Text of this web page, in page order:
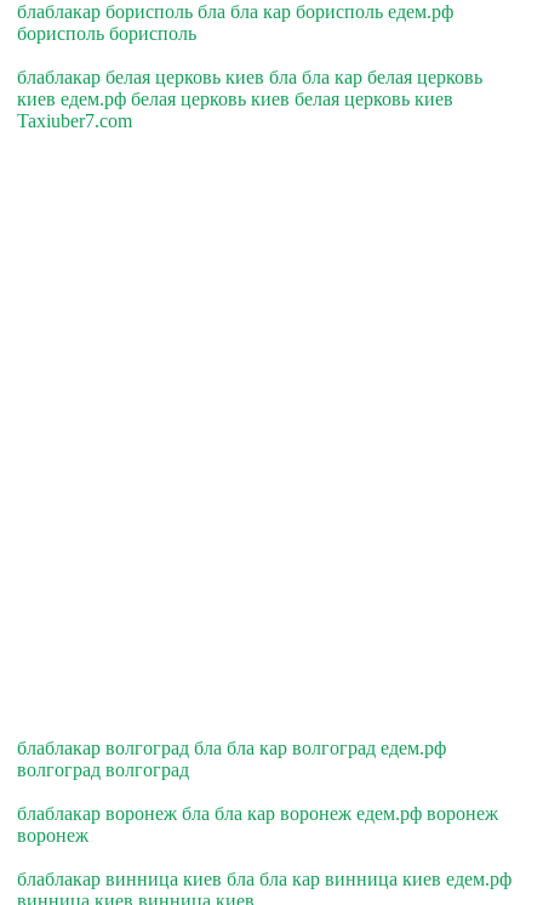
блаблакар борисполь бла бла кар борисполь едем.рф
борисполь борисполь
блаблакар белая церковь киев бла бла кар белая церковь
киев едем.рф белая церковь киев белая церковь киев
Taxiuber7.com
блаблакар волгоград бла бла кар волгоград едем.рф
волгоград волгоград
блаблакар воронеж бла бла кар воронеж едем.рф воронеж
воронеж
блаблакар винница киев бла бла кар винница киев едем.рф
винница киев винница киев